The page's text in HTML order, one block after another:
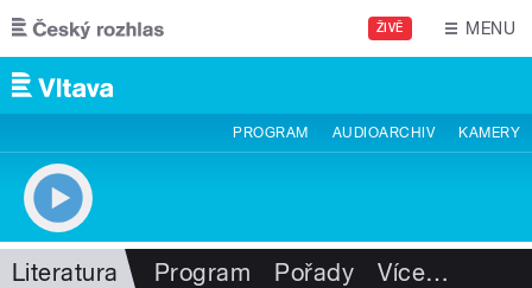
Přejít k hlavnímu obsahu
ŽIVĚ MENU
PROGRAM AUDIOARCHIV KAMERY
Literatura Program Pořady Více…